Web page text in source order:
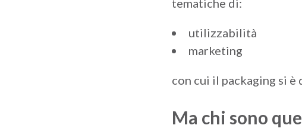
tematiche di:
utilizzabilità
marketing
con cui il packaging si
Ma chi sono